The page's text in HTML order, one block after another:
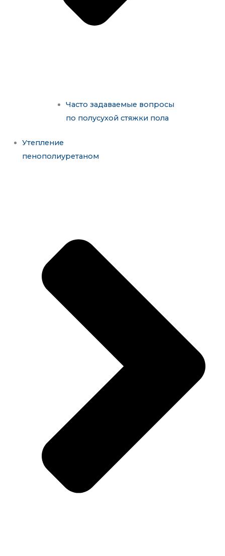
Часто задаваемые вопросы
по полусухой стяжки пола
Утепление
пенополиуретаном